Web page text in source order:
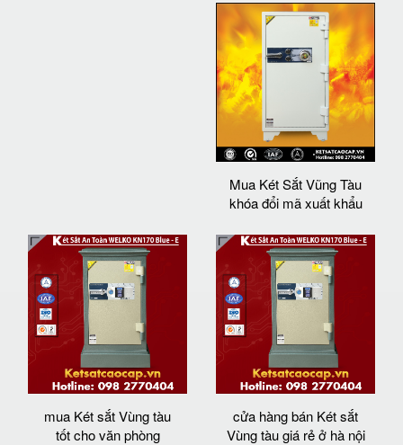
Mua Két Sắt Vũng Tàu
khóa đổi mã xuất khẩu
mua Két sắt Vùng tàu
tốt cho văn phòng
cửa hàng bán Két sắt
Vùng tàu giá rẻ ở hà nội